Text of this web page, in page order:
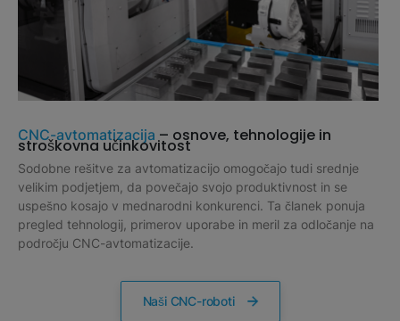
CNC-avtomatizacija – osnove, tehnologije in
stroškovna učinkovitost
Sodobne rešitve za avtomatizacijo omogočajo tudi srednje
velikim podjetjem, da povečajo svojo produktivnost in se
uspešno kosajo v mednarodni konkurenci. Ta članek ponuja
pregled tehnologij, primerov uporabe in meril za odločanje na
področju CNC-avtomatizacije.
Naši CNC-roboti